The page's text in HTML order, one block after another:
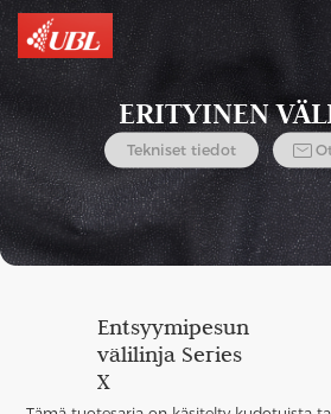
ERITYINEN
Tekniset tiedot 
Entsyymipesun
välilinja Series
X